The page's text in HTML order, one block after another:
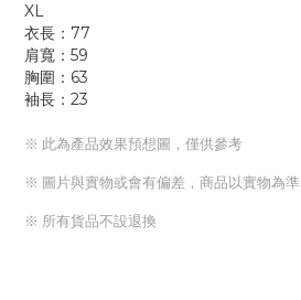
XL
衣長：77
肩寬：59
胸圍：63
袖長：23
※ 此為產品效果預想圖，僅供參考
※ 圖片與實物或會有偏差，商品以實物為準
※ 所有貨品不設退換